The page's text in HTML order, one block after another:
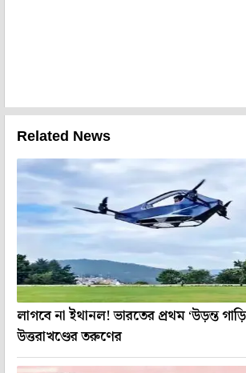
Related News
লাগবে না ইথানল! ভারতের প্রথম ‘উড়ন্ত
উত্তরাখণ্ডের তরুণের